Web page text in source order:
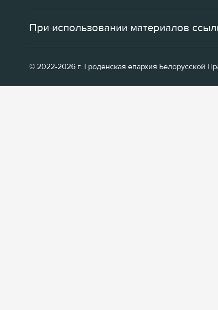
При использовании материалов
© 2022-2026 г. Гроденская епархия Белорусской